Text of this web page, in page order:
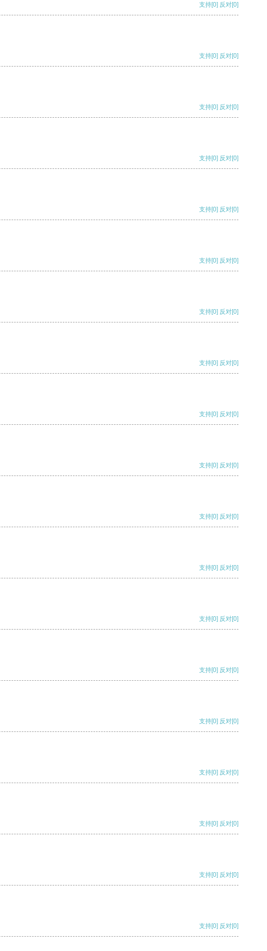
支持[0] 反对[0]
支持[0] 反对[0]
支持[0] 反对[0]
支持[0] 反对[0]
支持[0] 反对[0]
支持[0] 反对[0]
支持[0] 反对[0]
支持[0] 反对[0]
支持[0] 反对[0]
支持[0] 反对[0]
支持[0] 反对[0]
支持[0] 反对[0]
支持[0] 反对[0]
支持[0] 反对[0]
支持[0] 反对[0]
支持[0] 反对[0]
支持[0] 反对[0]
支持[0] 反对[0]
支持[0] 反对[0]